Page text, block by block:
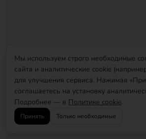
Мы используем строго необходимые
сайта и аналитические cookie
для улучшения сервиса. Нажимая
соглашаетесь на установку
Подробнее — в Политике cookie.
Принять Только необходимые